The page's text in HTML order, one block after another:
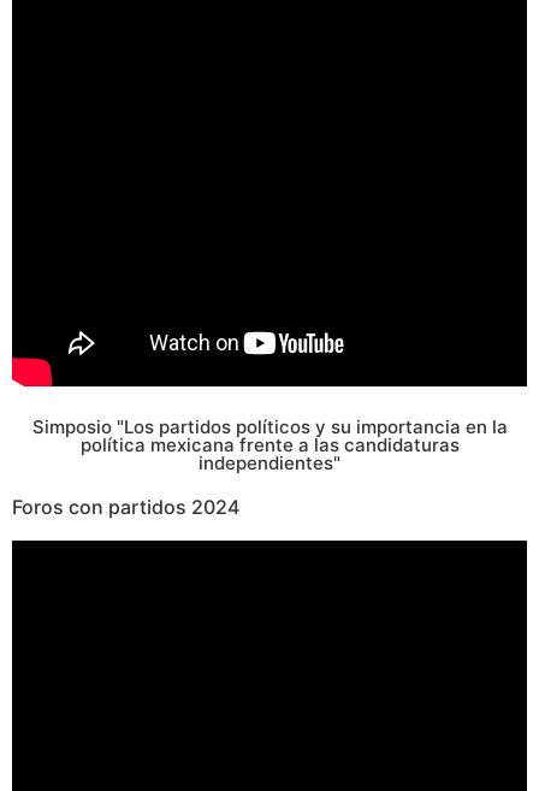
Simposio "Los partidos políticos y su importancia en la
política mexicana frente a las candidaturas
independientes"
Foros con partidos 2024